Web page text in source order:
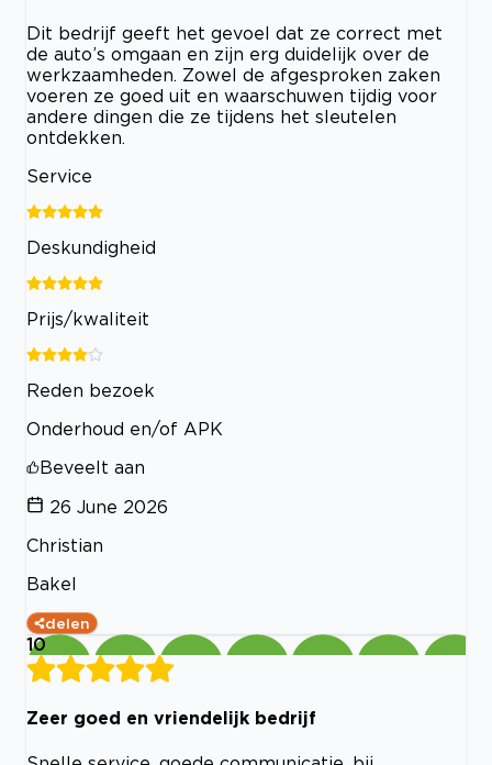
Dit bedrijf geeft het gevoel dat ze correct met
de auto’s omgaan en zijn erg duidelijk over de
werkzaamheden. Zowel de afgesproken zaken
voeren ze goed uit en waarschuwen tijdig voor
andere dingen die ze tijdens het sleutelen
ontdekken.
Service
Deskundigheid
Prijs/kwaliteit
Reden bezoek
Onderhoud en/of APK
Beveelt aan
26 June 2026
Christian
Bakel
delen
10
Zeer goed en vriendelijk bedrijf